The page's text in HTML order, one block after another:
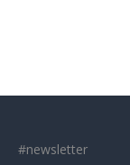
#newsletter